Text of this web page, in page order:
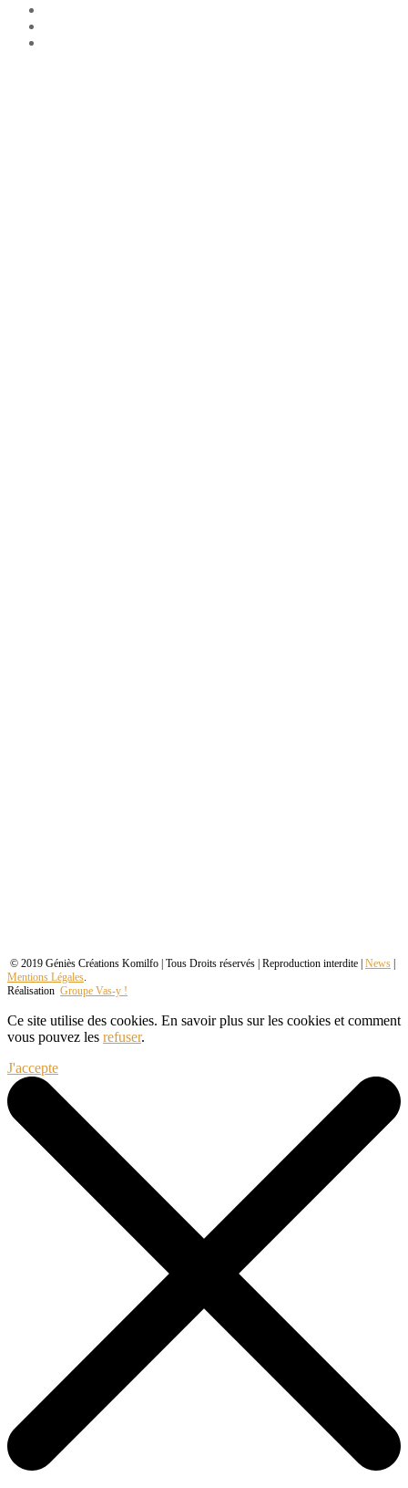
© 2019 Géniès Créations Komilfo | Tous Droits réservés | Reproduction interdite | News
Mentions Légales.
Réalisation Groupe Vas-y !
Ce site utilise des cookies. En savoir plus sur les cookies et comment
vous pouvez les refuser.
J'accepte